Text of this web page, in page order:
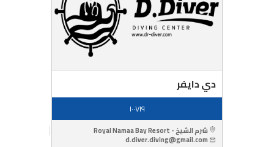
دي دايفر
١٠٠٧١٩
شرم الشيخ - Royal Namaa Bay Resort
d.diver.diving@gmail.com